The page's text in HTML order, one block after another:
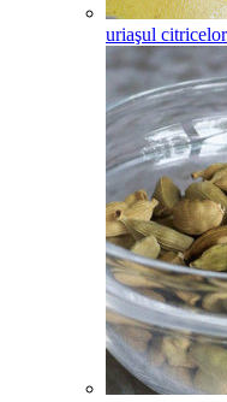
uriaşul citricelor